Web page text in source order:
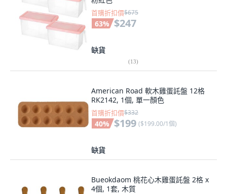
首購折扣價$675
63% $247
缺貨
(13)
American Road 軟木雞蛋託盤 12格
RK2142, 1個, 單一顏色
首購折扣價$332
40% $199 ($199.00/1個)
缺貨
Bueokdaom 桃花心木雞蛋託盤 2格 x
4個, 1套, 木質